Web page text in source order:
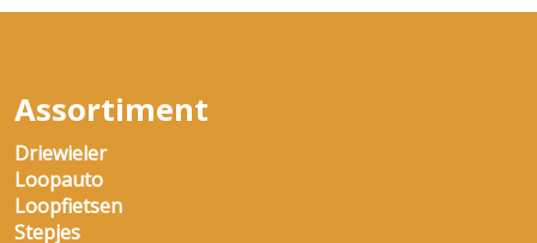
Assortiment
Driewieler
Loopauto
Loopfietsen
Stepjes